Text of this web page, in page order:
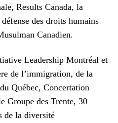
Results Canada, la
des droits humains
Canadien.
Leadership Montréal et
de l’immigration, de la
Québec, Concertation
Groupe des Trente, 30
de la diversité